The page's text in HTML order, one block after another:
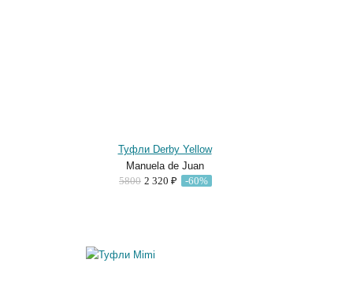
Туфли Derby Yellow
Manuela de Juan
5800 2 320 ₽ -60%